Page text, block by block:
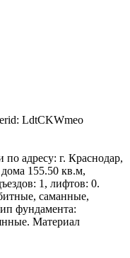
LdtCKWmeo
адресу: г. Краснодар,
155.50 кв.м,
1, лифтов: 0.
саманные,
фундамента:
Материал